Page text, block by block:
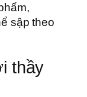
sập theo
thầy